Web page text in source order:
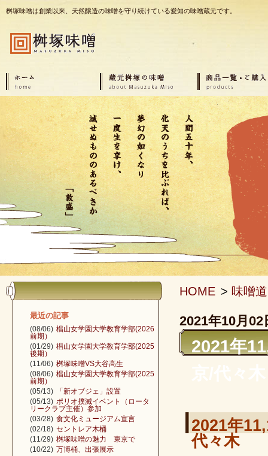
桝塚味噌は創業以来、天然醸造の味噌を守り続けている愛知の味噌蔵元です。
HOME > 味噌道
2021年10月02
2021年
2021年
代々木
最近の記事
(08/06) 椙山女学園大学教育学部(2026
前期）
(01/29) 椙山女学園大学教育学部(2025
後期）
(11/06) 桝塚味噌VS大谷高生
(08/06) 椙山女学園大学教育学部(2025
前期）
(05/13)
「新オブジェ」設置
(05/13) ポリオ撲滅イベント（ロータ
リークラブ主催）参加
(03/28) 食文化ミュージアム宣言
(02/18) セントレア木桶
(11/29) 桝塚味噌の魅力 東京で
(10/22) 万博桶、出張展示